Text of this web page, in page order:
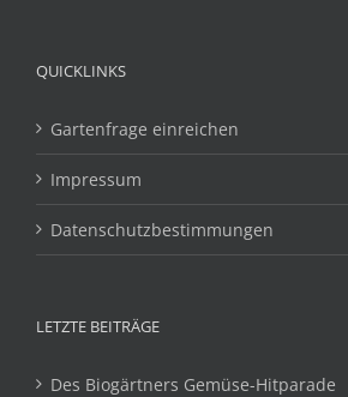
QUICKLINKS
Gartenfrage einreichen
Impressum
Datenschutzbestimmungen
LETZTE BEITRÄGE
Des Biogärtners Gemüse-Hitparade